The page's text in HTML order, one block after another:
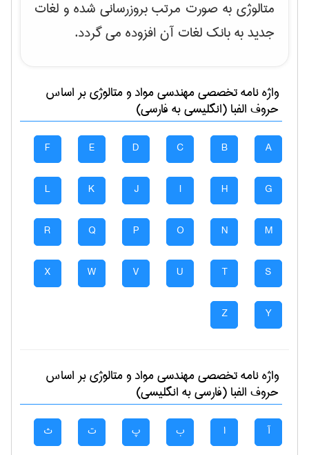
متالوژی به صورت مرتب بروزرسانی شده و لغات
جدید به بانک لغات آن افزوده می گردد.
واژه نامه تخصصیمهندسی مواد و متالوژیبر اساس
حروف الفبا (انگلیسی به فارسی)
A
B
C
D
E
F
G
H
I
J
K
L
M
N
O
P
Q
R
S
T
U
V
W
X
Y
Z
واژه نامه تخصصیمهندسی مواد و متالوژیبر اساس
حروف الفبا (فارسی به انگلیسی)
آ ا ب پ ت ث